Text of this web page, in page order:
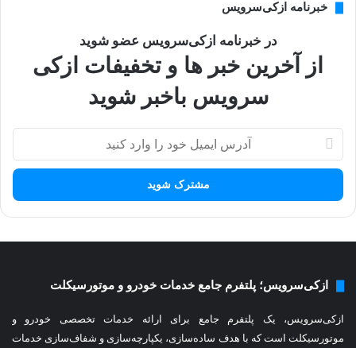
خبرنامه ازکی‌سرویس
در خبرنامه ازکی‌سرویس عضو شوید
از آخرین خبر ها و تخفیفات ازکی
سرویس باخبر شوید
ر
ا
ی
د
ر
ازکی‌سرویس؛ پلتفرم جامع خدمات خودرو و موتورسیکلت
ازکی‌سرویس، یک پلتفرم جامع برای ارائه خدمات تخصصی خودرو و
موتورسیکلت است که با هدف ساده‌سازی، یکپارچه‌سازی و شفاف‌سازی خدمات